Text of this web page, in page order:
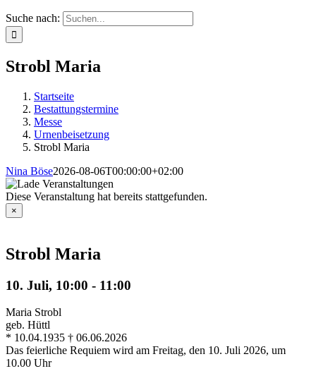
Suche nach:
Strobl Maria
Startseite
Bestattungstermine
Messe
Urnenbeisetzung
Strobl Maria
Nina Böse2026-08-06T00:00:00+02:00
Diese Veranstaltung hat bereits stattgefunden.
×
Strobl Maria
10. Juli, 10:00 - 11:00
Maria Strobl
geb. Hüttl
* 10.04.1935 † 06.06.2026
Das feierliche Requiem wird am Freitag, den 10. Juli 2026, um
10.00 Uhr